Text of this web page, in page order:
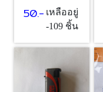
50.- เหลืออยู่
-109 ชิ้น